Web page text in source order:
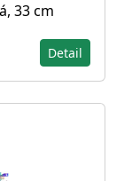
33 cm
Detail